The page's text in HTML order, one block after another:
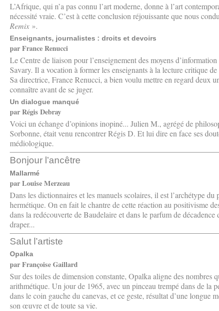
L’Afrique, qui n’a pas connu l’art moderne, donne à l’art
nécessité vraie. C’est à cette conclusion réjouissante que nous
Remix ».
Enseignants, journalistes : droits et devoirs
par France Renucci
Le Centre de liaison pour l’enseignement des moyens
Savary. Il a vocation à former les enseignants à la lecture critique
Sa directrice, France Renucci, a bien voulu mettre en regard deux
connaître avant de se juger.
Un dialogue manqué
par Régis Debray
Voici un échange d’opinions inopiné... Julien M., agrégé de
Sorbonne, était venu rencontrer Régis D. Et lui dire en face ses
médiologique.
Bonjour l’ancêtre
Mallarmé
par Louise Merzeau
Dans les dictionnaires et les manuels scolaires, il est l’archétype
hermétique. On en fait le chantre de cette réaction au positivisme
dans la redécouverte de Baudelaire et dans le parfum de
draper...
Salut l’artiste
Opalka
par Françoise Gaillard
Sur des toiles de dimension constante, Opalka aligne des nombres
arithmétique. Un jour de 1965, avec un pinceau trempé dans de la
dans le coin gauche du canevas, et ce geste, résultat d’une longue
son œuvre et de toute sa vie.